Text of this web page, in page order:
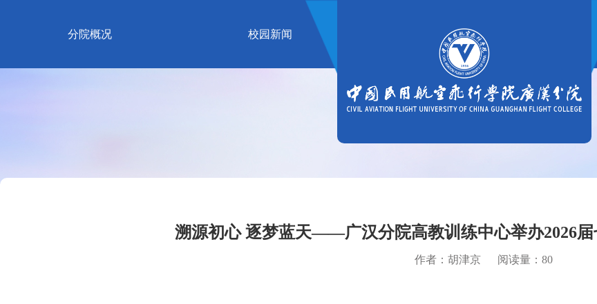
分院概况 校园新闻
溯源初心 逐梦蓝天——广汉分院高教训练中心举办2026
作者：胡津京 阅读量： 80